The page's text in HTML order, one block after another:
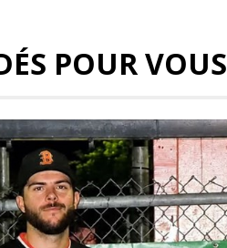
POUR VOUS